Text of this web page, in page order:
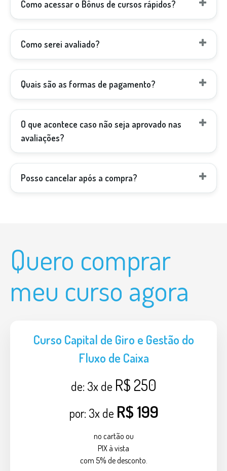
Como acessar o Bônus de cursos rápidos?
Como serei avaliado?
Quais são as formas de pagamento?
O que acontece caso não seja aprovado nas
avaliações?
Posso cancelar após a compra?
Quero comprar
meu curso agora
Curso Capital de Giro e Gestão do
Fluxo de Caixa
de: 3x de R$ 250
por: 3x de R$ 199
no cartão ou
PIX à vista
com 5% de desconto.